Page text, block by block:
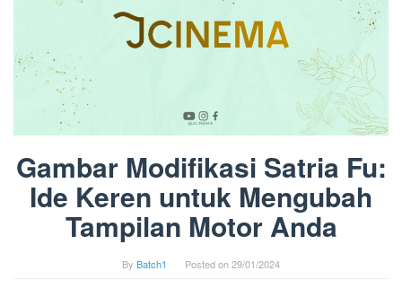
Gambar Modifikasi Satria Fu:
Ide Keren untuk Mengubah
Tampilan Motor Anda
By Batch1 Posted on29/01/2024